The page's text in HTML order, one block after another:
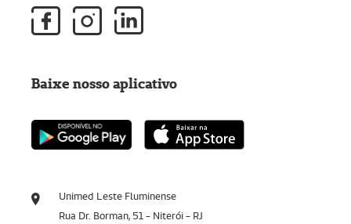
Unimed Leste Fluminense
Rua Dr. Borman, 51 - Niterói - RJ
Baixe nosso aplicativo